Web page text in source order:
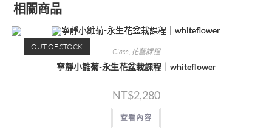
相關商品
OUT OF STOCK
Class, 花藝課程
寧靜小雛菊-永生花盆栽課程｜whiteflower
NT$2,280
查看內容